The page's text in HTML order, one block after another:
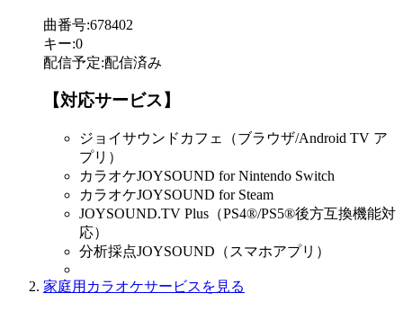
曲番号:678402
キー:0
配信予定:配信済み
【対応サービス】
ジョイサウンドカフェ（ブラウザ/Android TV ア
プリ）
カラオケJOYSOUND for Nintendo Switch
カラオケJOYSOUND for Steam
JOYSOUND.TV Plus（PS4®/PS5®後方互換機能対
応）
分析採点JOYSOUND（スマホアプリ）
家庭用カラオケサービスを見る